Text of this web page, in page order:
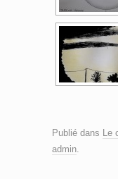
Publié dans Le
admin.